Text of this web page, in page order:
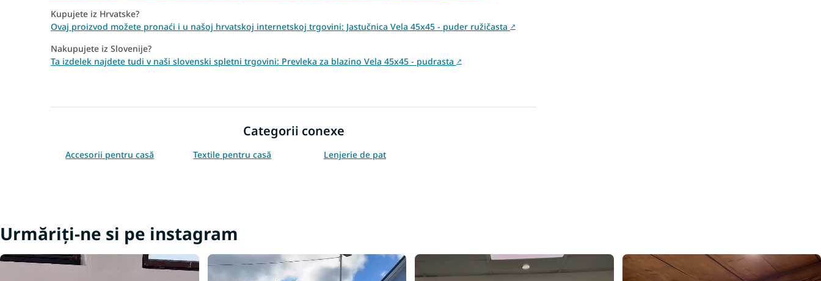
Kupujete iz Hrvatske?
Ovaj proizvod možete pronaći i u našoj hrvatskoj internetskoj trgovini: Jastučnica Vela 45x45 - puder ružičasta ↗
Nakupujete iz Slovenije?
Ta izdelek najdete tudi v naši slovenski spletni trgovini: Prevleka za blazino Vela 45x45 - pudrasta ↗
Categorii conexe
Accesorii pentru casă Textile pentru casă Lenjerie de pat
Urmăriți-ne si pe instagram